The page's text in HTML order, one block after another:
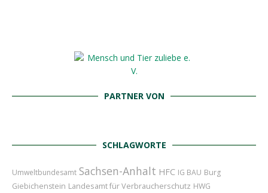
PARTNER VON
SCHLAGWORTE
Umweltbundesamt Sachsen-Anhalt HFC IG BAU Burg
Giebichenstein Landesamt für Verbraucherschutz HWG